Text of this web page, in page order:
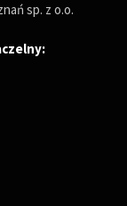
sp. z o.o.
: